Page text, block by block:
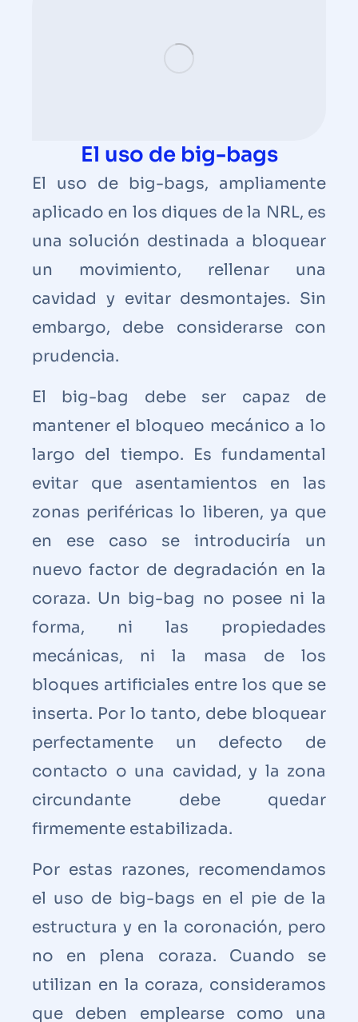
El uso de big-bags
El uso de big-bags, ampliamente
aplicado en los diques de la NRL, es
una solución destinada a bloquear
un movimiento, rellenar una
cavidad y evitar desmontajes. Sin
embargo, debe considerarse con
prudencia.
El big-bag debe ser capaz de
mantener el bloqueo mecánico a lo
largo del tiempo. Es fundamental
evitar que asentamientos en las
zonas periféricas lo liberen, ya que
en ese caso se introduciría un
nuevo factor de degradación en la
coraza. Un big-bag no posee ni la
forma, ni las propiedades
mecánicas, ni la masa de los
bloques artificiales entre los que se
inserta. Por lo tanto, debe bloquear
perfectamente un defecto de
contacto o una cavidad, y la zona
circundante debe quedar
firmemente estabilizada.
Por estas razones, recomendamos
el uso de big-bags en el pie de la
estructura y en la coronación, pero
no en plena coraza. Cuando se
utilizan en la coraza, consideramos
que deben emplearse como una